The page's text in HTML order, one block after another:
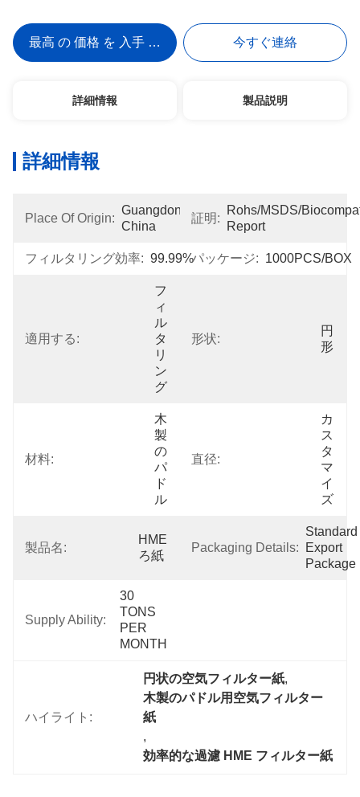
最高 の 価格 を 入手 する 今すぐ連絡
詳細情報 製品説明
詳細情報
Place Of Origin:
Guangdong,
China
証明:
Rohs/MSDS/
Report
フィルタリング効率: 99.99%パッケージ: 1000PCS/BOX
適用する:
フ
ィ
ル
タ
リ
ン
グ
形状:
円
形
材料:
木
製
の
パ
ド
ル
直径:
カ
ス
タ
マ
イ
ズ
製品名:
HME
ろ紙
Packaging Details:
Standard
Export
Package
Supply Ability:
30
TONS
PER
MONTH
ハイライト:
円状の空気フィルター紙,
木製のパドル用空気フィルター
紙
,
効率的な過濾 HME フィルター紙